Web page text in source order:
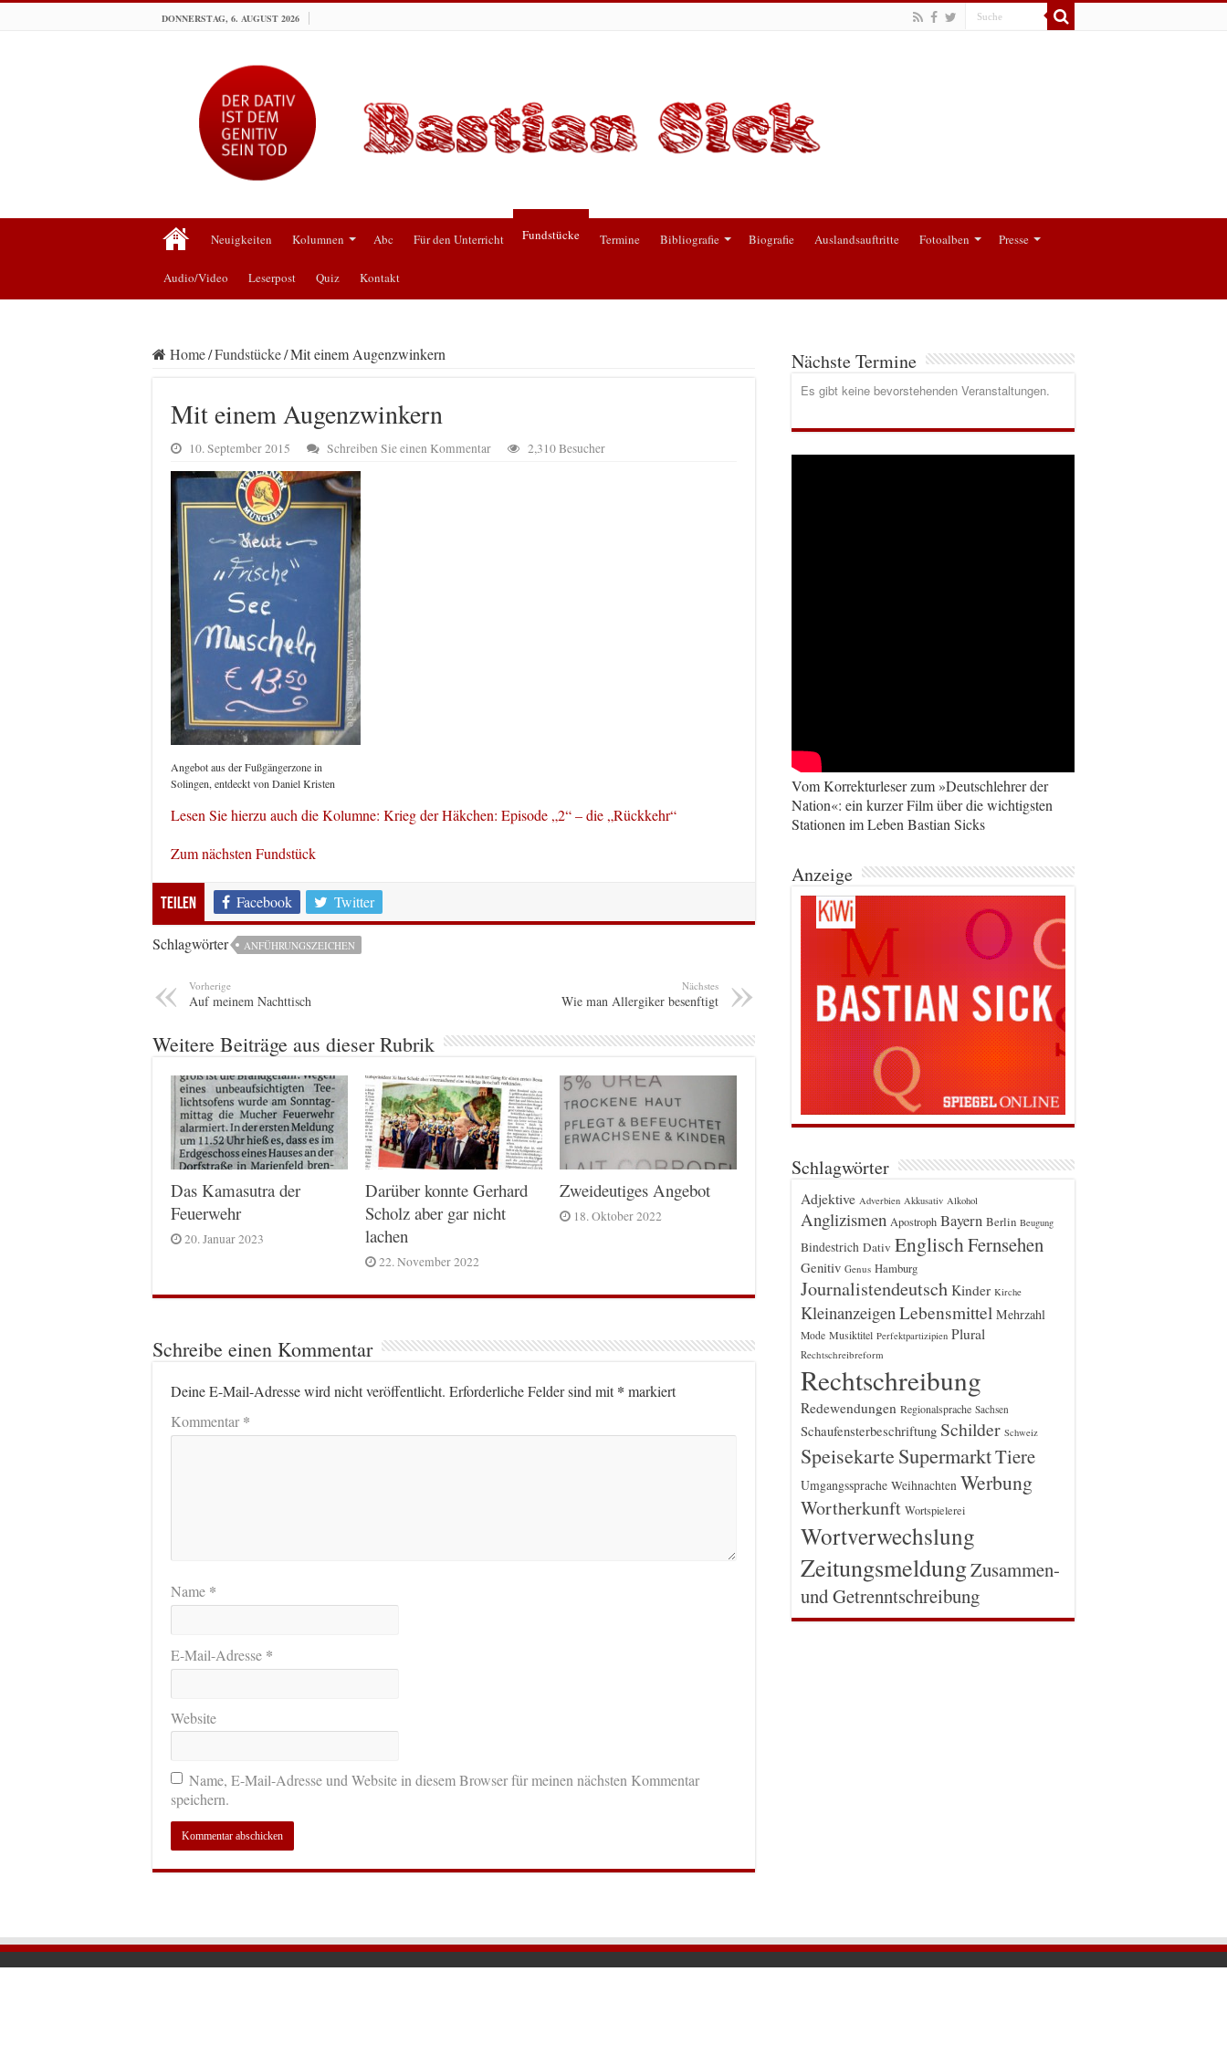
DONNERSTAG, 6. AUGUST 2026
Neuigkeiten Kolumnen Abc Für den Unterricht Fundstücke Termine Bibliografie Biografie Auslandsauftritte Fotoalben Presse
Audio/Video Leserpost Quiz Kontakt
Home/Fundstücke/Mit einem Augenzwinkern
Mit einem Augenzwinkern
10. September 2015 Schreiben Sie einen Kommentar 2,310 Besucher
Angebot aus der Fußgängerzone in
Solingen, entdeckt von Daniel Kristen
Lesen Sie hierzu auch die Kolumne: Krieg der Häkchen: Episode „2“ – die „Rückkehr“
Zum nächsten Fundstück
Teilen Facebook Twitter
Schlagwörter ANFÜHRUNGSZEICHEN
Vorherige
Auf meinem Nachttisch
Nächstes
Wie man Allergiker besenftigt
Weitere Beiträge aus dieser Rubrik
Das Kamasutra der
Feuerwehr
20. Januar 2023
Darüber konnte Gerhard
Scholz aber gar nicht
lachen
22. November 2022
Zweideutiges Angebot
18. Oktober 2022
Schreibe einen Kommentar
Deine E-Mail-Adresse wird nicht veröffentlicht. Erforderliche Felder sind mit* markiert
Kommentar*
Name *
E-Mail-Adresse *
Website
Name, E-Mail-Adresse und Website in diesem Browser für meinen nächsten Kommentar
speichern.
Nächste Termine
Es gibt keine bevorstehenden Veranstaltungen.
Vom Korrekturleser zum »Deutschlehrer der
Nation«: ein kurzer Film über die wichtigsten
Stationen im Leben Bastian Sicks
Anzeige
Schlagwörter
Adjektive Adverbien Akkusativ Alkohol
Anglizismen Apostroph Bayern Berlin Beugung
Bindestrich Dativ EnglischFernsehen
Genitiv Genus Hamburg
Journalistendeutsch Kinder Kirche
Kleinanzeigen Lebensmittel Mehrzahl
Mode Musiktitel Perfektpartizipien Plural
Rechtschreibreform
Rechtschreibung
Redewendungen Regionalsprache Sachsen
Schaufensterbeschriftung Schilder Schweiz
Speisekarte SupermarktTiere
Umgangssprache Weihnachten Werbung
Wortherkunft Wortspielerei
Wortverwechslung
ZeitungsmeldungZusammen-
und Getrenntschreibung